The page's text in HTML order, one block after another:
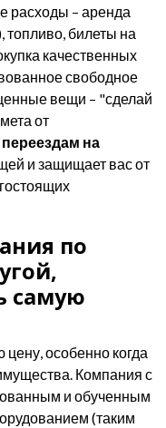
расходы – аренда
топливо, билеты на
качественных
свободное
вещи – "сделай
от
на
и защищает вас от
по
самую
особенно когда
Компания с
и обученным
(таким